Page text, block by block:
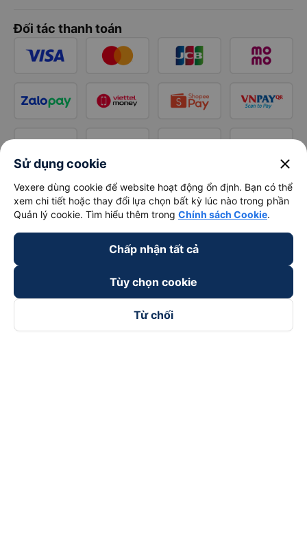
Đối tác thanh toán
Sử dụng cookie close
Vexere dùng cookie để website hoạt động ổn định. Bạn có thể
xem chi tiết hoặc thay đổi lựa chọn bất kỳ lúc nào trong phần
Quản lý cookie. Tìm hiểu thêm trong Chính sách Cookie.
Chấp nhận tất cả
Tùy chọn cookie
Từ chối